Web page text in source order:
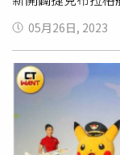
航向波音公司購
換算，約新台幣
務艙、豪華經濟艙
劃，搭配 787 客
帶給旅客煥然一
代機型減少約
不僅大幅優化成
客機直飛，每周
的航空公司。目
班次，搭配台北
將達每日一班，
便捷選擇，彈性
地利及匈牙利等周
蔡英文總統26日
05月26日, 2023